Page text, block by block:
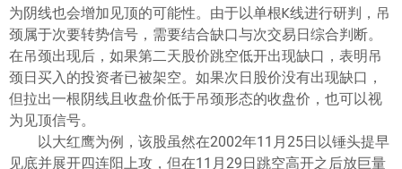
为阴线也会增加见顶的可能性。由于以单根K线进行研判，吊
颈属于次要转势信号，需要结合缺口与次交易日综合判断。
在吊颈出现后，如果第二天股价跳空低开出现缺口，表明吊
颈日买入的投资者已被架空。如果次日股价没有出现缺口，
但拉出一根阴线且收盘价低于吊颈形态的收盘价，也可以视
为见顶信号。
以大红鹰为例，该股虽然在2002年11月25日以锤头提早
见底并展开四连阳上攻，但在11月29日跳空高开之后放巨量